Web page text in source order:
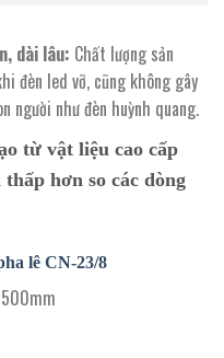
dài lâu: Chất lượng sản
đèn led vỡ, cũng không gây
người như đèn huỳnh quang.
từ vật liệu cao cấp
hơn so các dòng
lê CN-23/8